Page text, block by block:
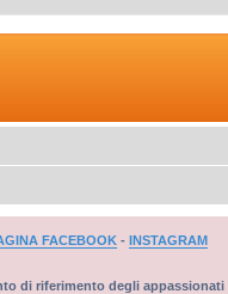
FACEBOOK - INSTAGRAM
di riferimento degli